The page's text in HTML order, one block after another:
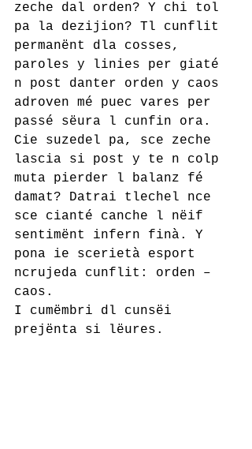
zeche dal orden? Y chi tol
pa la dezijion? Tl cunflit
permanënt dla cosses,
paroles y linies per giaté
n post danter orden y caos
adroven mé puec vares per
passé sëura l cunfin ora.
Cie suzedel pa, sce zeche
lascia si post y te n colp
muta pierder l balanz fé
damat? Datrai tlechel nce
sce cianté canche l nëif
sentimënt infern finà. Y
pona ie scerietà esport
ncrujeda cunflit: orden –
caos.
I cumëmbri dl cunsëi
prejënta si lëures.